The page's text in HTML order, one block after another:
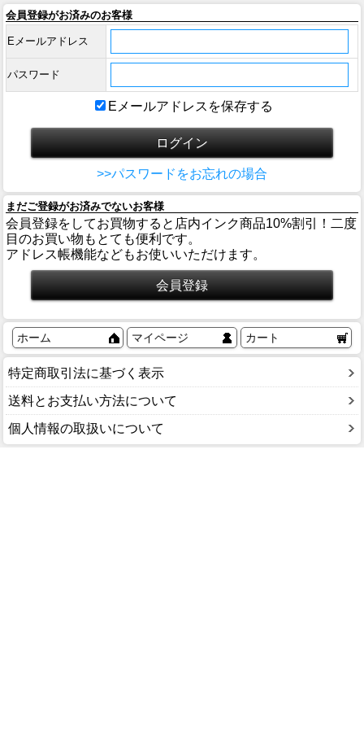
会員登録がお済みのお客様
Eメールアドレス
パスワード
Eメールアドレスを保存する
>>パスワードをお忘れの場合
まだご登録がお済みでないお客様
会員登録をしてお買物すると店内インク商品10%割引！二度
目のお買い物もとても便利です。
アドレス帳機能などもお使いいただけます。
ホーム マイページ カート
特定商取引法に基づく表示
送料とお支払い方法について
個人情報の取扱いについて